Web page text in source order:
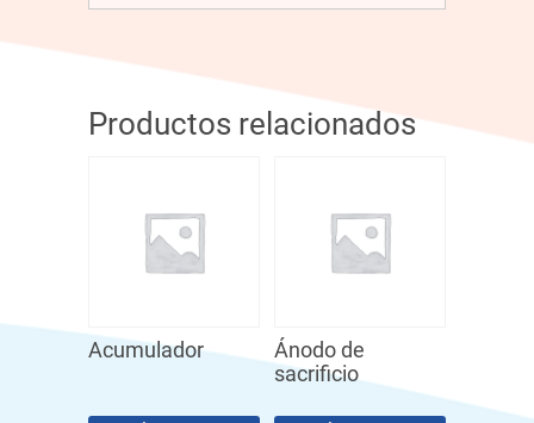
Productos relacionados
Acumulador
Ánodo de
sacrificio